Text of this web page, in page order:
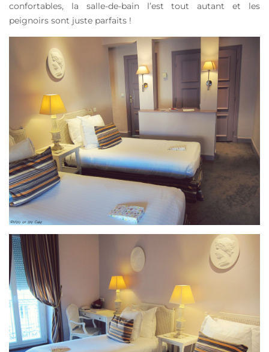
confortables, la salle-de-bain l’est tout autant et les
peignoirs sont juste parfaits !